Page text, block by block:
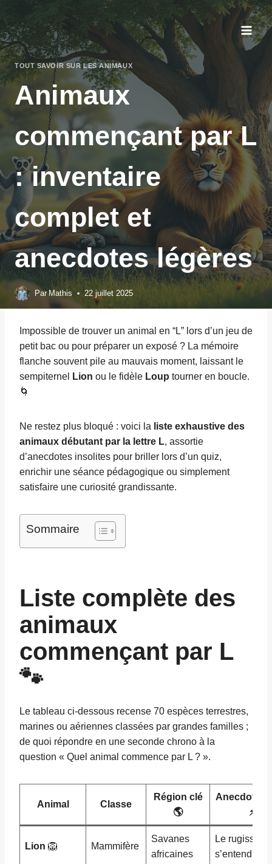
contenu
TOUT SAVOIR SUR LES ANIMAUX
Animaux
commençant par L
: inventaire
complet et
anecdotes légères
Par Mathis 22 juillet 2025
Impossible de trouver un animal en “L” lors d’un jeu de
petit bac ou pour préparer un exposé ? La mémoire
flanche souvent pile au mauvais moment, laissant le
sempiternel
Lion ou le fidèle Loup tourner en boucle.
🌀
Ne restez plus bloqué : voici la liste exhaustive des
animaux débutant par la lettre L, assortie
d’anecdotes insolites pour briller lors d’un quiz,
enrichir une séance pédagogique ou simplement
satisfaire une curiosité grandissante.
Sommaire
Liste complète des
animaux
commençant par L
🐾
Le tableau ci-dessous recense 70 espèces terrestres,
marines ou aériennes classées par grandes familles ;
de quoi répondre en une seconde chrono à la
question « Quel animal commence par L ? ».
Animal Classe
Région clé
🌎
Anecdote
⚡
Lion 🦁 Mammifère
Savanes
africaines
Le
s’entend à 8